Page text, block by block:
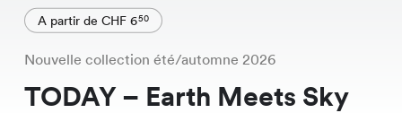
A partir de CHF 650
Nouvelle collection été/automne 2026
TODAY – Earth Meets Sky